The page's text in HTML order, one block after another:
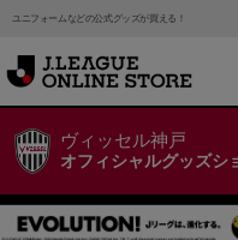
ユニフォームなどの公式グッズが買える！
ヴィッセル神戸
オフィシャルグッズシ